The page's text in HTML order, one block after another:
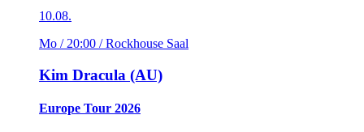
10.08.
Mo / 20:00 / Rockhouse Saal
Kim Dracula (AU)
Europe Tour 2026